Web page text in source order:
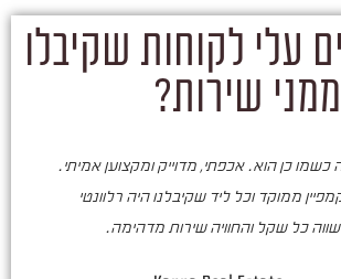
עלי לקוחות שקיבלו
ממני שירות?
כן הוא. אכפתי, מדוייק ומקצוען אמיתי.
ממוקד וכל ליד שקיבלנו היה רלוונטי
שווה כל שקל והחוויה שירות מדהימה.